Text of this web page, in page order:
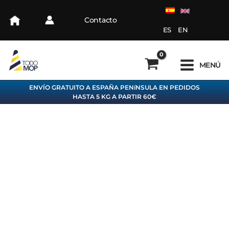
Contacto
ES EN
MENÚ
ENVÍO GRATUITO A ESPAÑA PENíNSULA EN PEDIDOS
HASTA 5 KG A PARTIR 60€